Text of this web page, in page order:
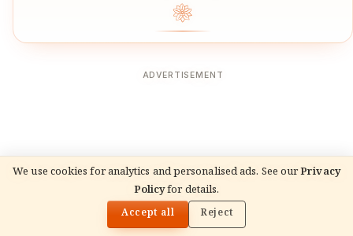
We use cookies for analytics and personalised ads. See ourPrivacy
Policyfor details.
Accept all Reject
❀
ADVERTISEMENT
जून 2026 वैदिक मासिक राशिफल — चन्द्र राशि (जन्म राशि)
NRIs के लिए